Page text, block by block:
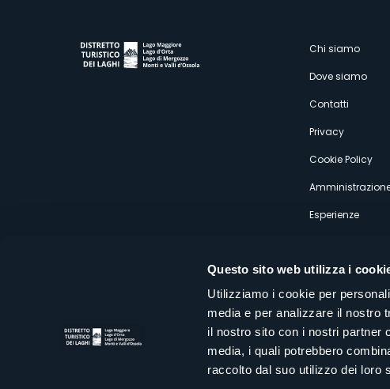
Questo sito web utilizza i
Utilizziamo i cookie per
media e per analizzare il nostro
il nostro sito con i nostri partner
media, i quali potrebbero
raccolto dal suo utilizzo dei loro
Chi siamo
Dove siamo
Contatti
Privacy
Cookie Policy
Esperienze
Distretto Turistico dei Laghi Scrl
Sede legale e operativa: Corso Italia 26 - 28838 Stresa VB - Italy
infoturismo@distrettolaghi.itedistrettolaghi@legalmail.it